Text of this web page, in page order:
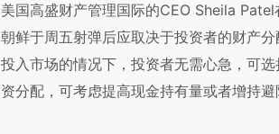
美国高盛财产管理国际的CEO Sheila
朝鲜于周五射弹后应取决于投资者的财产
投入市场的情况下，投资者无需心急，可
资分配，可考虑提高现金持有量或者增持